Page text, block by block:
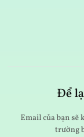
Để
Email của bạn
trường